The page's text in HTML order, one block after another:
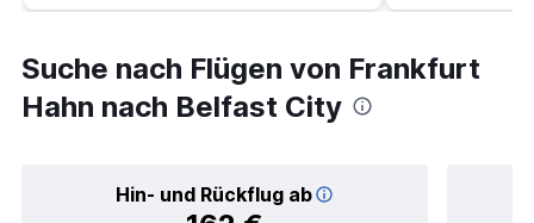
Suche nach Flügen von Frankfurt
Hahn nach Belfast City
Hin- und Rückflug ab